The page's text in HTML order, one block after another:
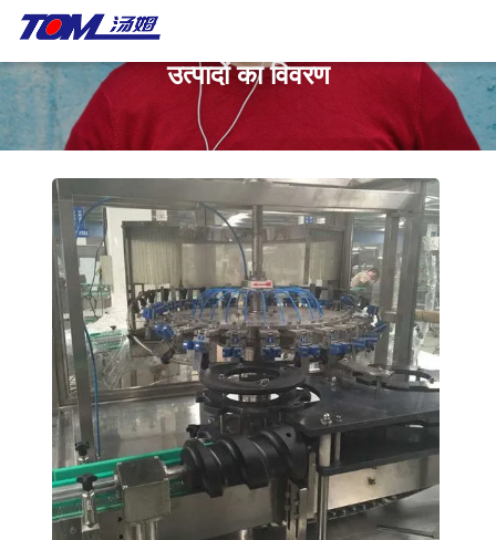
उत्पादों का विवरण